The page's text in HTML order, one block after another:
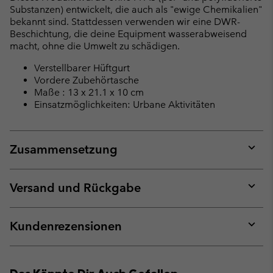
Substanzen) entwickelt, die auch als "ewige Chemikalien"
bekannt sind. Stattdessen verwenden wir eine DWR-
Beschichtung, die deine Equipment wasserabweisend
macht, ohne die Umwelt zu schädigen.
Verstellbarer Hüftgurt
Vordere Zubehörtasche
Maße : 13 x 21.1 x 10 cm
Einsatzmöglichkeiten: Urbane Aktivitäten
Zusammensetzung
or
Versand und Rückgabe
or
Kundenrezensionen
or